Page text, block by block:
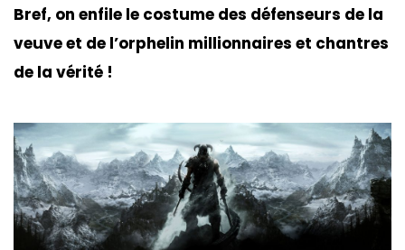
Bref, on enfile le costume des défenseurs de la
veuve et de l’orphelin millionnaires et chantres
de la vérité !